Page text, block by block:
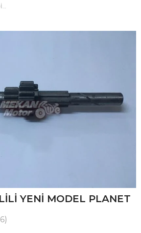
UZUN MİL DİŞLİLİ YENİ MODEL PLANET 5
YENİ MODEL PLANET